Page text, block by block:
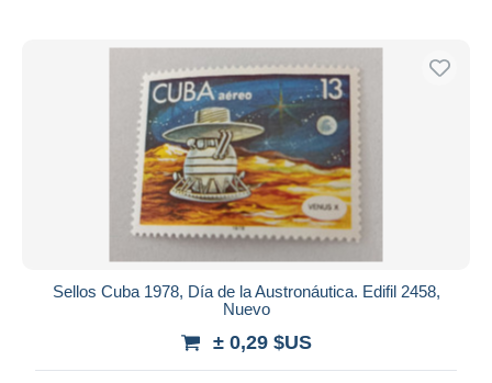
Sellos Cuba 1978, Día de la Austronáutica. Edifil 2458,
Nuevo
± 0,29 $US